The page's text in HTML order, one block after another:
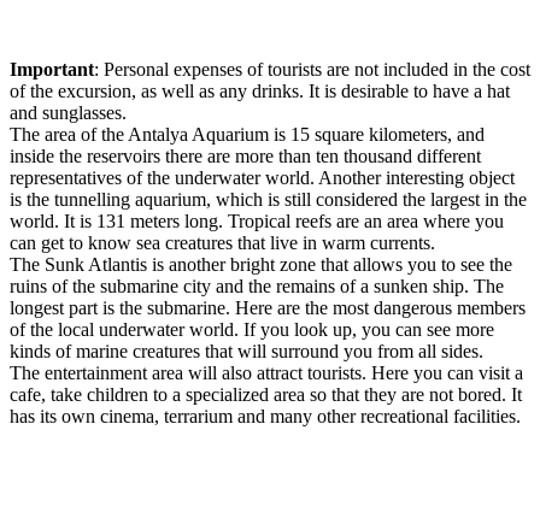
Important: Personal expenses of tourists are not included in the cost
of the excursion, as well as any drinks. It is desirable to have a hat
and sunglasses.
The area of the Antalya Aquarium is 15 square kilometers, and
inside the reservoirs there are more than ten thousand different
representatives of the underwater world. Another interesting object
is the tunnelling aquarium, which is still considered the largest in the
world. It is 131 meters long. Tropical reefs are an area where you
can get to know sea creatures that live in warm currents.
The Sunk Atlantis is another bright zone that allows you to see the
ruins of the submarine city and the remains of a sunken ship. The
longest part is the submarine. Here are the most dangerous members
of the local underwater world. If you look up, you can see more
kinds of marine creatures that will surround you from all sides.
The entertainment area will also attract tourists. Here you can visit a
cafe, take children to a specialized area so that they are not bored. It
has its own cinema, terrarium and many other recreational facilities.